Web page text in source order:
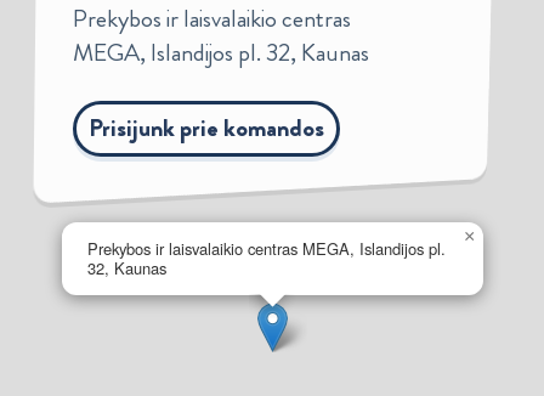
Prekybos ir laisvalaikio centras MEGA, Islandijos pl.
32, Kaunas
×
Prekybos ir laisvalaikio centras
MEGA, Islandijos pl. 32, Kaunas
Prisijunk prie komandos